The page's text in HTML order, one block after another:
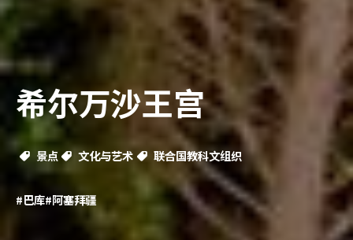
希尔万沙王宫
景点 文化与艺术 联合国教科文组织
#巴库#阿塞拜疆